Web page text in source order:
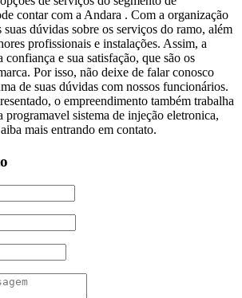
contar com a Andara . Com a organização
suas dúvidas sobre os serviços do ramo, além
profissionais e instalações. Assim, a
confiança e sua satisfação, que são os
Por isso, não deixe de falar conosco
de suas dúvidas com nossos funcionários.
o empreendimento também trabalha
programavel sistema de injeção eletronica,
mais entrando em contato.